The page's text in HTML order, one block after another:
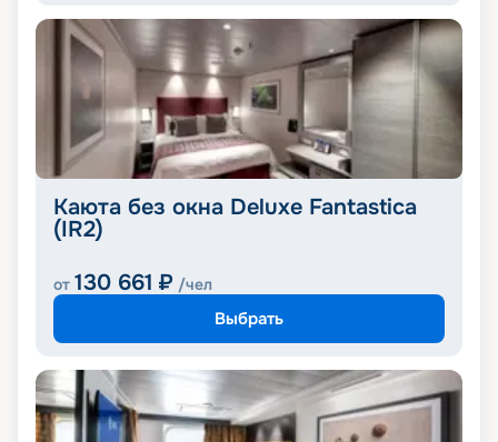
Каюта без окна Deluxe Fantastica
(IR2)
от 130 661 ₽ /чел
Выбрать